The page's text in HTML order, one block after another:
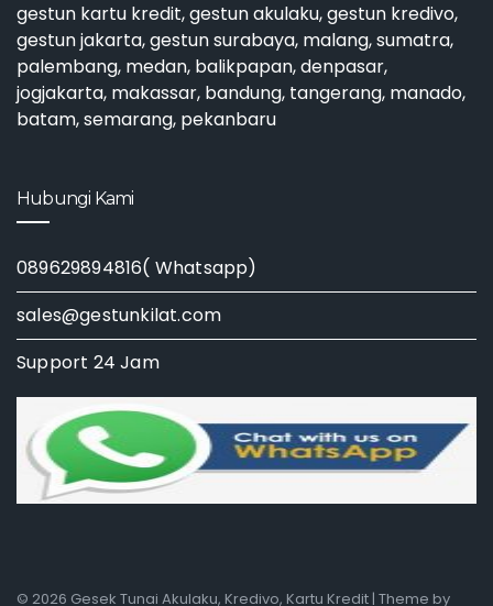
gestun kartu kredit,gestun akulaku,gestun kredivo,
gestun jakarta,gestun surabaya, malang, sumatra,
palembang, medan, balikpapan, denpasar,
jogjakarta, makassar, bandung, tangerang, manado,
batam, semarang, pekanbaru
Hubungi Kami
089629894816( Whatsapp)
sales@gestunkilat.com
Support 24 Jam
© 2026 Gesek Tunai Akulaku, Kredivo, Kartu Kredit | Theme by